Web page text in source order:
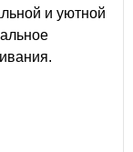
и уютной